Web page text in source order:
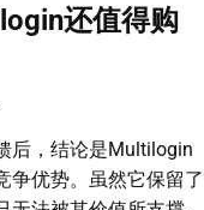
还值得购
后，结论是Multilogin
争优势。虽然它保留了